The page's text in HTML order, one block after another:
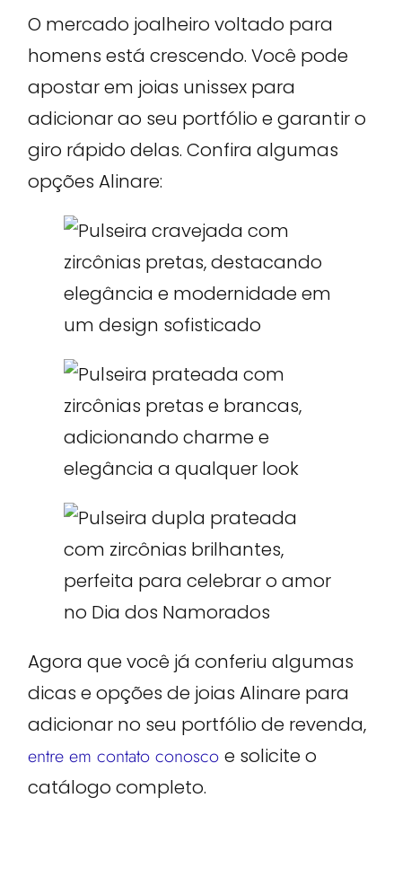
O mercado joalheiro voltado para
homens está crescendo. Você pode
apostar em joias unissex para
adicionar ao seu portfólio e garantir o
giro rápido delas. Confira algumas
opções Alinare:
Agora que você já conferiu algumas
dicas e opções de joias Alinare para
adicionar no seu portfólio de revenda,
entre em contato conoscoe solicite o
catálogo completo.